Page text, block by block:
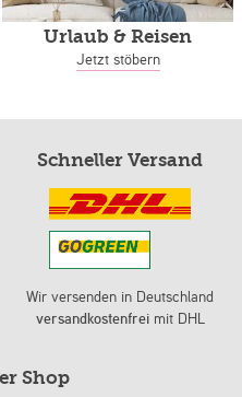
Urlaub & Reisen
Jetzt stöbern
Schneller Versand
Wir versenden in Deutschland
versandkostenfreimit DHL
Shop